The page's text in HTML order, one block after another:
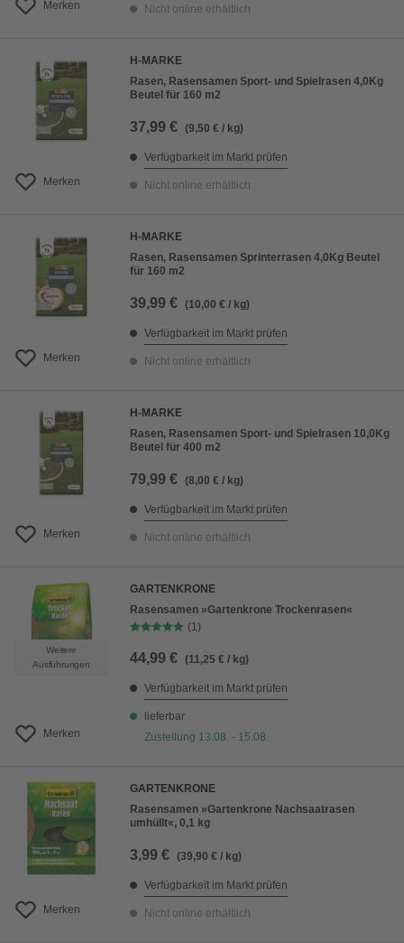
Merken Nicht online erhältlich
Merken
H-MARKE
Rasen, Rasensamen Sport- und Spielrasen 4,0Kg
Beutel für 160 m2
37,99 € (9,50 € / kg)
Verfügbarkeit im Markt prüfen
Nicht online erhältlich
Merken
H-MARKE
Rasen, Rasensamen Sprinterrasen 4,0Kg Beutel
für 160 m2
39,99 € (10,00 € / kg)
Verfügbarkeit im Markt prüfen
Nicht online erhältlich
Merken
H-MARKE
Rasen, Rasensamen Sport- und Spielrasen 10,0Kg
Beutel für 400 m2
79,99 € (8,00 € / kg)
Verfügbarkeit im Markt prüfen
Nicht online erhältlich
Weitere
Ausführungen
Merken
GARTENKRONE
Rasensamen »Gartenkrone Trockenrasen«
(1)
44,99 € (11,25 € / kg)
Verfügbarkeit im Markt prüfen
lieferbar
Zustellung 13.08. - 15.08.
Merken
GARTENKRONE
Rasensamen »Gartenkrone Nachsaatrasen
umhüllt«, 0,1 kg
3,99 € (39,90 € / kg)
Verfügbarkeit im Markt prüfen
Nicht online erhältlich